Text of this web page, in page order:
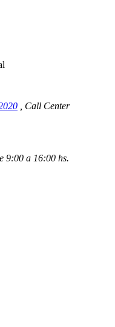
Call Center
9:00 a 16:00 hs.